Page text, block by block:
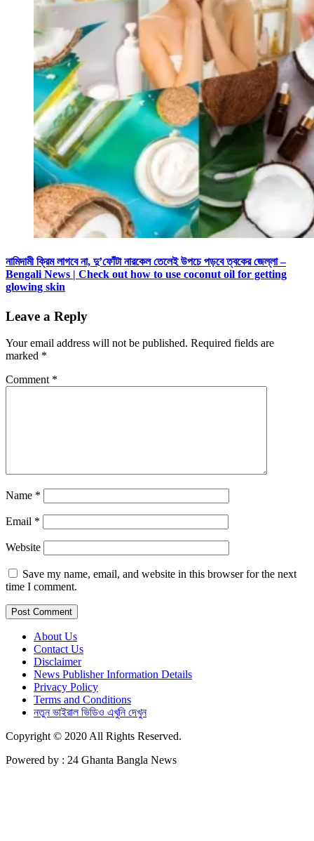
নামিদামী ক্রিম লাগবে না, দু’ফোঁটা নারকেল তেলেই উপচে পড়বে ত্বকের জেল্লা –
Bengali News | Check out how to use coconut oil for getting
glowing skin
Leave a Reply
Your email address will not be published. Required fields are
marked *
Comment *
Name *
Email *
Website
Save my name, email, and website in this browser for the next
time I comment.
About Us
Contact Us
Disclaimer
News Publisher Information Details
Privacy Policy
Terms and Conditions
নতুন ভাইরাল ভিডিও এখুনি দেখুন
Copyright © 2020 All Rights Reserved.
Powered by : 24 Ghanta Bangla News